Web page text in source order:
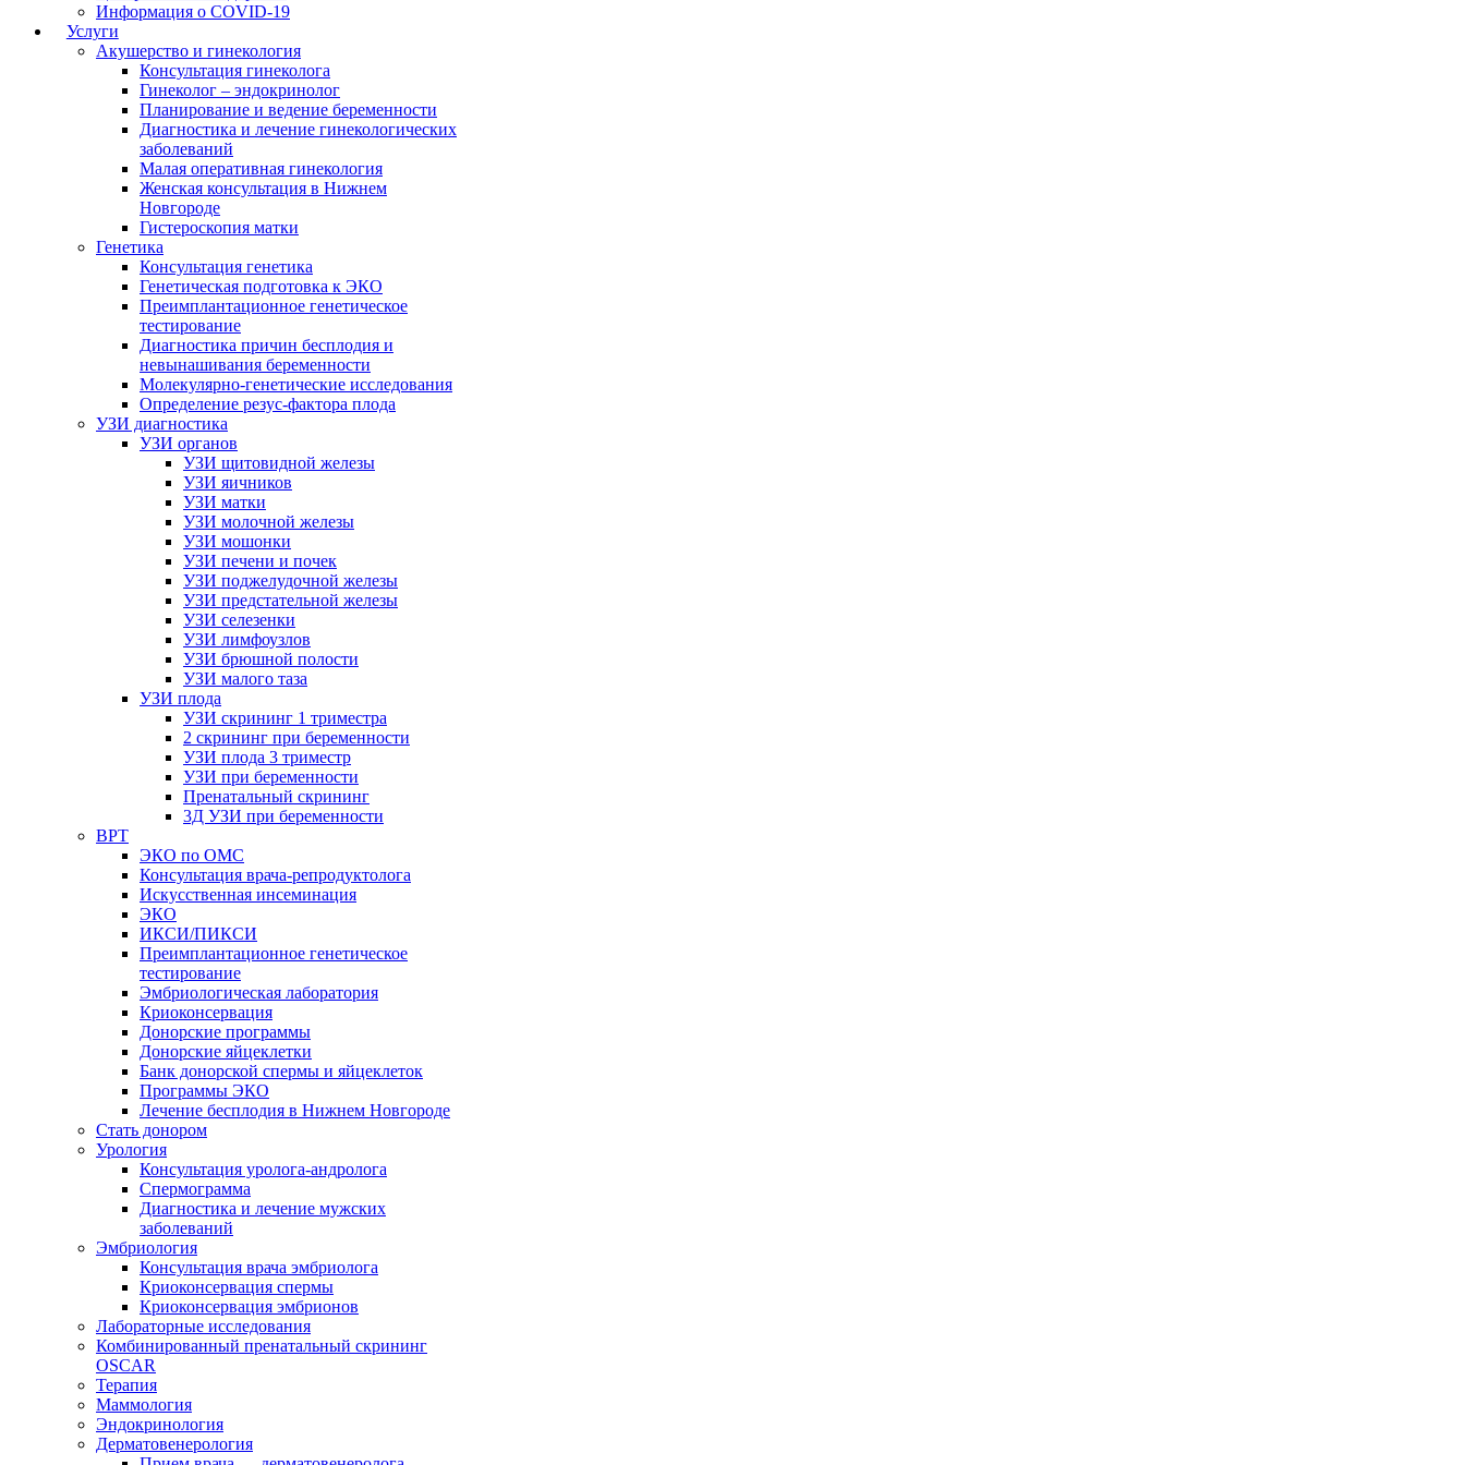
Информация о COVID-19
Услуги
Акушерство и гинекология
Консультация гинеколога
Гинеколог – эндокринолог
Планирование и ведение беременности
Диагностика и лечение гинекологических
заболеваний
Малая оперативная гинекология
Женская консультация в Нижнем
Новгороде
Гистероскопия матки
Генетика
Консультация генетика
Генетическая подготовка к ЭКО
Преимплантационное генетическое
тестирование
Диагностика причин бесплодия и
невынашивания беременности
Молекулярно-генетические исследования
Определение резус-фактора плода
УЗИ диагностика
УЗИ органов
УЗИ щитовидной железы
УЗИ яичников
УЗИ матки
УЗИ молочной железы
УЗИ мошонки
УЗИ печени и почек
УЗИ поджелудочной железы
УЗИ предстательной железы
УЗИ селезенки
УЗИ лимфоузлов
УЗИ брюшной полости
УЗИ малого таза
УЗИ плода
УЗИ скрининг 1 триместра
2 скрининг при беременности
УЗИ плода 3 триместр
УЗИ при беременности
Пренатальный скрининг
3Д УЗИ при беременности
ВРТ
ЭКО по ОМС
Консультация врача-репродуктолога
Искусственная инсеминация
ЭКО
ИКСИ/ПИКСИ
Преимплантационное генетическое
тестирование
Эмбриологическая лаборатория
Криоконсервация
Донорские программы
Донорские яйцеклетки
Банк донорской спермы и яйцеклеток
Программы ЭКО
Лечение бесплодия в Нижнем Новгороде
Стать донором
Урология
Консультация уролога-андролога
Спермограмма
Диагностика и лечение мужских
заболеваний
Эмбриология
Консультация врача эмбриолога
Криоконсервация спермы
Криоконсервация эмбрионов
Лабораторные исследования
Комбинированный пренатальный скрининг
OSCAR
Терапия
Маммология
Эндокринология
Дерматовенерология